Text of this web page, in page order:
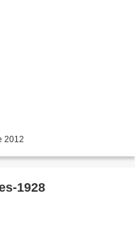
2012
1928